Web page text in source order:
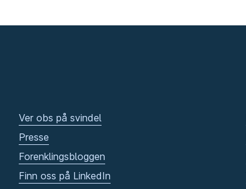
Ver obs på svindel
Presse
Forenklingsbloggen
Finn oss på LinkedIn